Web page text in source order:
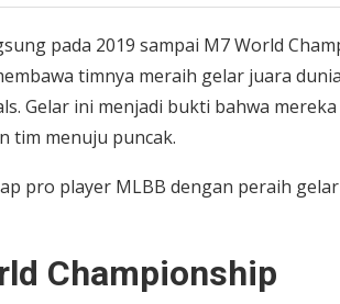
pada 2019 sampai M7 World
timnya meraih gelar juara
Gelar ini menjadi bukti bahwa
tim menuju puncak.
pro player MLBB dengan peraih gelar
Championship